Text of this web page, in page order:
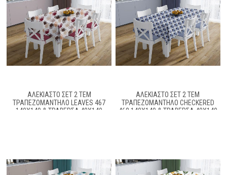
ΑΛΈΚΙΑΣΤΟ ΣΕΤ 2 ΤΕΜ
ΤΡΑΠΕΖΟΜΆΝΤΗΛΟ LEAVES 467
140X140 & ΤΡΑΒΈΡΣΑ 40X140
ΑΛΈΚΙΑΣΤΟ ΣΕΤ 2 ΤΕΜ
ΤΡΑΠΕΖΟΜΆΝΤΗΛΟ CHECKERED
468 140X140 & ΤΡΑΒΈΡΣΑ 40X140